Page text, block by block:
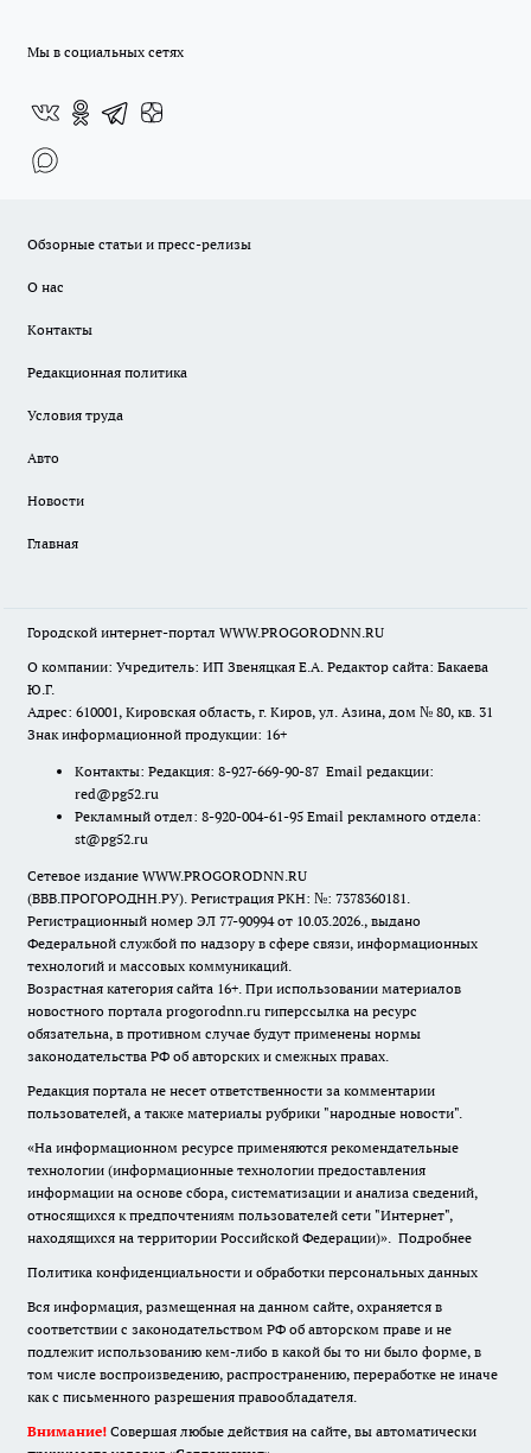
Мы в социальных сетях
Обзорные статьи и пресс-релизы
О нас
Контакты
Редакционная политика
Условия труда
Авто
Новости
Главная
Городской интернет-портал WWW.PROGORODNN.RU
О компании: Учредитель: ИП Звеняцкая Е.А. Редактор сайта: Бакаева
Ю.Г.
Адрес: 610001, Кировская область, г. Киров, ул. Азина, дом № 80, кв. 31
Знак информационной продукции: 16+
Контакты: Редакция: 8-927-669-90-87 Email редакции:
red@pg52.ru
Рекламный отдел: 8-920-004-61-95 Email рекламного отдела:
st@pg52.ru
Сетевое издание WWW.PROGORODNN.RU
(ВВВ.ПРОГОРОДНН.РУ). Регистрация РКН: №: 7378360181.
Регистрационный номер ЭЛ 77-90994 от 10.03.2026., выдано
Федеральной службой по надзору в сфере связи, информационных
технологий и массовых коммуникаций.
Возрастная категория сайта 16+. При использовании материалов
новостного портала progorodnn.ru гиперссылка на ресурс
обязательна, в противном случае будут применены нормы
законодательства РФ об авторских и смежных правах.
Редакция портала не несет ответственности за комментарии
пользователей, а также материалы рубрики "народные новости".
«На информационном ресурсе применяются рекомендательные
технологии (информационные технологии предоставления
информации на основе сбора, систематизации и анализа сведений,
относящихся к предпочтениям пользователей сети "Интернет",
находящихся на территории Российской Федерации)». Подробнее
Политика конфиденциальности и обработки персональных данных
Вся информация, размещенная на данном сайте, охраняется в
соответствии с законодательством РФ об авторском праве и не
подлежит использованию кем-либо в какой бы то ни было форме, в
том числе воспроизведению, распространению, переработке не иначе
как с письменного разрешения правообладателя.
Внимание! Совершая любые действия на сайте, вы автоматически